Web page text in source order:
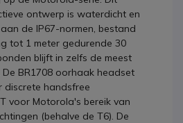
ontwerp is waterdicht en
de IP67-normen, bestand
tot 1 meter gedurende 30
blijft in zelfs de meest
BR1708 oorhaak headset
handsfree
voor Motorola's bereik van
(behalve de T6). De